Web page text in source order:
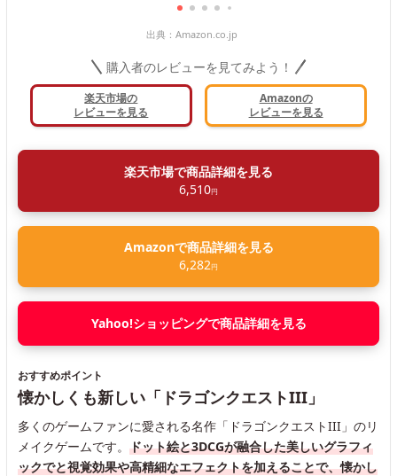
出典： Amazon.co.jp
購入者のレビューを見てみよう！
楽天市場の
レビューを見る
Amazonの
レビューを見る
楽天市場で商品詳細を見る
6,510円
Amazonで商品詳細を見る
6,282円
Yahoo!ショッピングで商品詳細を見る
おすすめポイント
懐かしくも新しい「ドラゴンクエストIII」
多くのゲームファンに愛される名作「ドラゴンクエストIII」のリ
メイクゲームです。 ドット絵と3DCGが融合した美しいグラフィ
ックでと視覚効果や高精細なエフェクトを加えることで、懐かし